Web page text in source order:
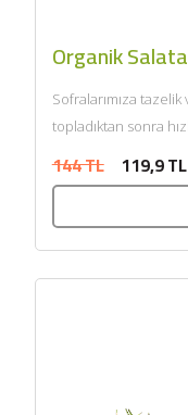
Organik
Sofralarımıza tazelik
topladıktan sonra
144 TL 119,9 TL